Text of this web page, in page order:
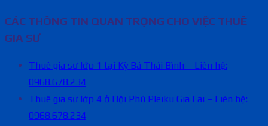
CÁC THÔNG TIN QUAN TRỌNG CHO VIỆC THUÊ
GIA SƯ
Thuê gia sư lớp 1 tại Kỳ Bá Thái Bình – Liên hệ:
0968.678.234
Thuê gia sư lớp 4 ở Hội Phú Pleiku Gia Lai – Liên hệ:
0968.678.234